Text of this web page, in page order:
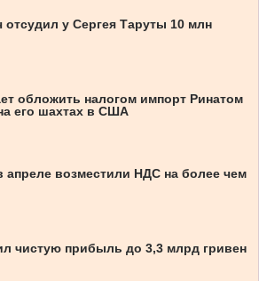
отсудил у Сергея Таруты 10 млн
обложить налогом импорт Ринатом
его шахтах в США
апреле возместили НДС на более чем
чистую прибыль до 3,3 млрд гривен